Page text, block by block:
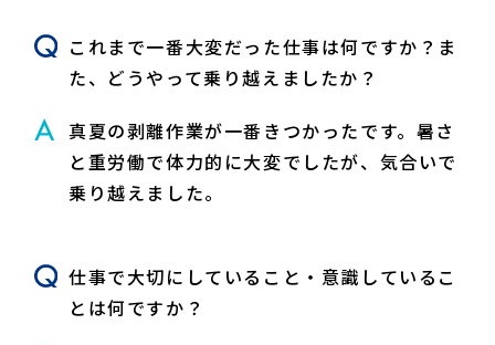
これまで一番大変だった仕事は何ですか？ま
た、どうやって乗り越えましたか？
真夏の剥離作業が一番きつかったです。暑さ
と重労働で体力的に大変でしたが、気合いで
乗り越えました。
仕事で大切にしていること・意識しているこ
とは何ですか？